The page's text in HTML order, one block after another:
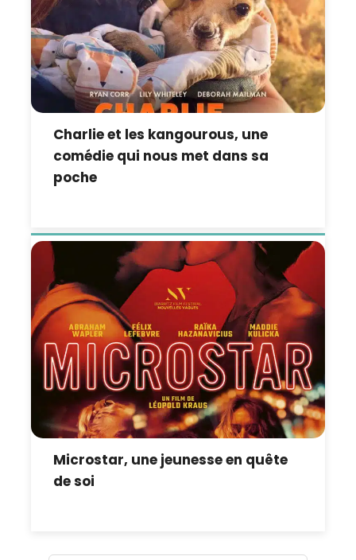
Charlie et les kangourous, une
comédie qui nous met dans sa
poche
Microstar, une jeunesse en quête
de soi